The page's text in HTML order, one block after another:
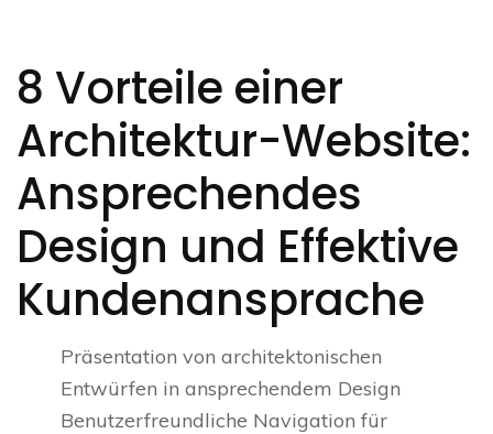
8 Vorteile einer
Architektur-Website:
Ansprechendes
Design und Effektive
Kundenansprache
Präsentation von architektonischen
Entwürfen in ansprechendem Design
Benutzerfreundliche Navigation für